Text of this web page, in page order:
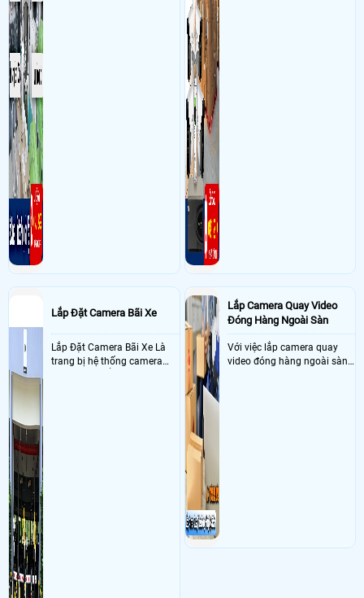
Lắp Đặt Camera Bãi Xe
Lắp Đặt Camera Bãi Xe Là
trang bị hệ thống camera
Lắp Camera Quay Video
Đóng Hàng Ngoài Sàn
Với việc lắp camera quay
video đóng hàng ngoài sàn